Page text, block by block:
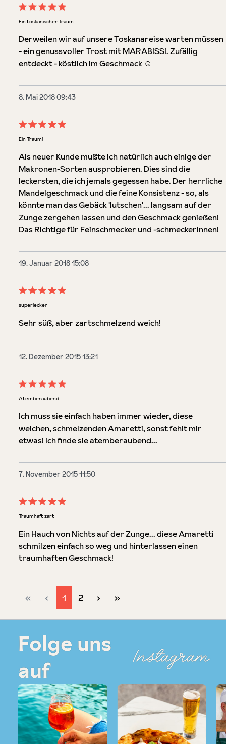
Bewertung mit 5 von 5 Sternen
Ein toskanischer Traum
Derweilen wir auf unsere Toskanareise warten müssen
- ein genussvoller Trost mit MARABISSI. Zufällig
entdeckt - köstlich im Geschmack ☺️
8. Mai 2018 09:43
Bewertung mit 5 von 5 Sternen
Ein Traum!
Als neuer Kunde mußte ich natürlich auch einige der
Makronen-Sorten ausprobieren. Dies sind die
leckersten, die ich jemals gegessen habe. Der herrliche
Mandelgeschmack und die feine Konsistenz - so, als
könnte man das Gebäck 'lutschen'... langsam auf der
Zunge zergehen lassen und den Geschmack genießen!
Das Richtige für Feinschmecker und -schmeckerinnen!
19. Januar 2018 15:08
Bewertung mit 5 von 5 Sternen
superlecker
Sehr süß, aber zartschmelzend weich!
12. Dezember 2015 13:21
Bewertung mit 5 von 5 Sternen
Atemberaubend...
Ich muss sie einfach haben immer wieder, diese
weichen, schmelzenden Amaretti, sonst fehlt mir
etwas! Ich finde sie atemberaubend...
7. November 2015 11:50
Bewertung mit 5 von 5 Sternen
Traumhaft zart
Ein Hauch von Nichts auf der Zunge... diese Amaretti
schmilzen einfach so weg und hinterlassen einen
traumhaften Geschmack!
Seite
1 Seite
2
Folge uns
auf
Instagram